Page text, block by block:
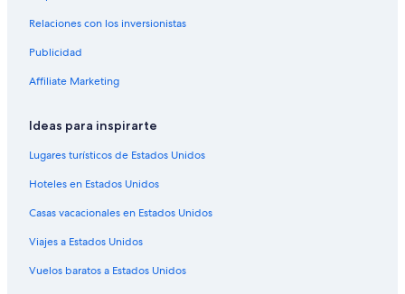
Relaciones con los inversionistas
Publicidad
Affiliate Marketing
Ideas para inspirarte
Lugares turísticos de Estados Unidos
Hoteles en Estados Unidos
Casas vacacionales en Estados Unidos
Viajes a Estados Unidos
Vuelos baratos a Estados Unidos